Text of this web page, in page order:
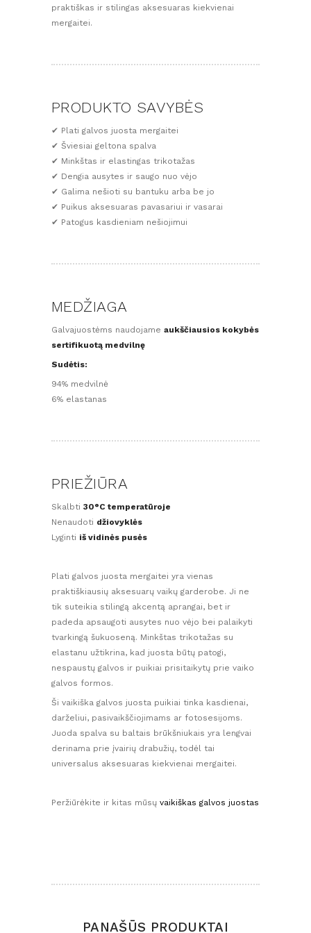
praktiškas ir stilingas aksesuaras kiekvienai
mergaitei.
PRODUKTO SAVYBĖS
✔ Plati galvos juosta mergaitei
✔ Šviesiai geltona spalva
✔ Minkštas ir elastingas trikotažas
✔ Dengia ausytes ir saugo nuo vėjo
✔ Galima nešioti su bantuku arba be jo
✔ Puikus aksesuaras pavasariui ir vasarai
✔ Patogus kasdieniam nešiojimui
MEDŽIAGA
Galvajuostėms naudojame aukščiausios kokybės
sertifikuotą medvilnę
Sudėtis:
94% medvilnė
6% elastanas
PRIEŽIŪRA
Skalbti 30°C temperatūroje
Nenaudoti džiovyklės
Lyginti iš vidinės pusės
Plati galvos juosta mergaitei yra vienas
praktiškiausių aksesuarų vaikų garderobe. Ji ne
tik suteikia stilingą akcentą aprangai, bet ir
padeda apsaugoti ausytes nuo vėjo bei palaikyti
tvarkingą šukuoseną. Minkštas trikotažas su
elastanu užtikrina, kad juosta būtų patogi,
nespaustų galvos ir puikiai prisitaikytų prie vaiko
galvos formos.
Ši vaikiška galvos juosta puikiai tinka kasdienai,
darželiui, pasivaikščiojimams ar fotosesijoms.
Juoda spalva su baltais brūkšniukais yra lengvai
derinama prie įvairių drabužių, todėl tai
universalus aksesuaras kiekvienai mergaitei.
Peržiūrėkite ir kitas mūsų vaikiškas galvos juostas
PANAŠŪS PRODUKTAI